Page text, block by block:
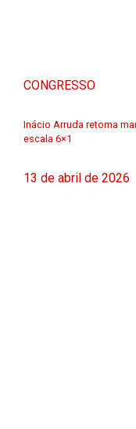
CONGRESSO
Inácio Arruda retoma
escala 6×1
13 de abril de 2026